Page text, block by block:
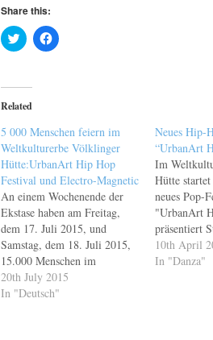
Share this:
Click
to
(Opens
in
new
Click
to
Related
5 000 Menschen feiern im
Weltkulturerbe Völklinger
Hütte:UrbanArt Hip Hop
Festival und Electro-Magnetic
An einem Wochenende der
Ekstase haben am Freitag,
dem 17. Juli 2015, und
Samstag, dem 18. Juli 2015,
15.000 Menschen im
Weltkulturerbe Völklinger
Hütte gefeiert. Am Freitag,
20th July 2015
In "Deutsch"
Neues Hip-
“UrbanArt
Im
Hütte
neues Pop-
"UrbanArt
präsentiert
Hop-Szene
einmaligen
10th April
In "Danza"